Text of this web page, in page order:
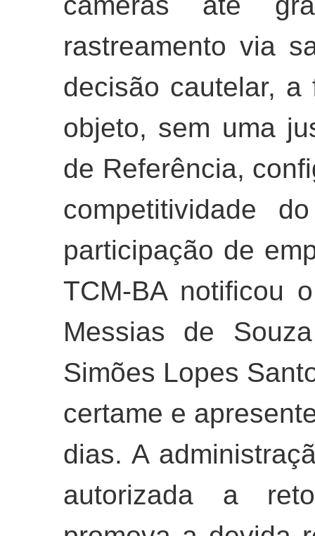
rastreamento via
decisão cautelar, a
objeto, sem uma
de Referência,
competitividade
participação de
TCM-BA notificou
Messias de
Simões Lopes
certame e
dias. A
autorizada a